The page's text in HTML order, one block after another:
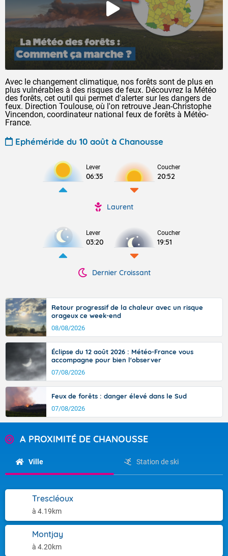
Avec le changement climatique, nos forêts sont de plus en
plus vulnérables à des risques de feux. Découvrez la Météo
des forêts, cet outil qui permet d'alerter sur les dangers de
feux. Direction Toulouse, où l'on retrouve Jean-Christophe
Vincendon, coordinateur national feux de forêts à Météo-
France.
Ephéméride du 10 août à Chanousse
Lever
06:35
Coucher
20:52
Laurent
Lever
03:20
Coucher
19:51
Dernier Croissant
Retour progressif de la chaleur avec un risque
orageux ce week-end
08/08/2026
Éclipse du 12 août 2026 : Météo-France vous
accompagne pour bien l'observer
07/08/2026
Feux de forêts : danger élevé dans le Sud
07/08/2026
A PROXIMITÉ DE CHANOUSSE
Ville Station de ski
Trescléoux
à 4.19km
Montjay
à 4.20km